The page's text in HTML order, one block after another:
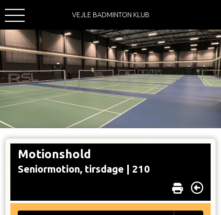
VEJLE BADMINTON KLUB
Motionshold
Seniormotion, tirsdage | 210